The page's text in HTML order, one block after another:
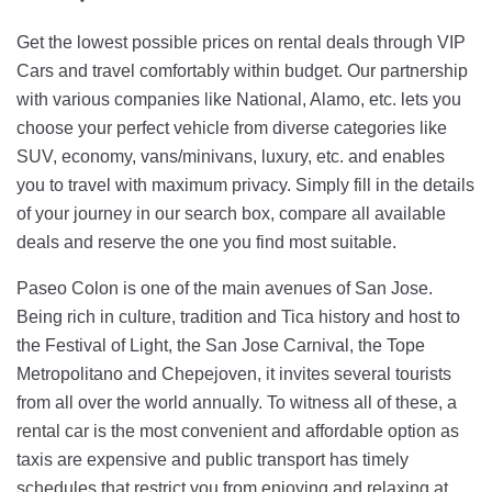
Get the lowest possible prices on rental deals through VIP
Cars and travel comfortably within budget. Our partnership
with various companies like National, Alamo, etc. lets you
choose your perfect vehicle from diverse categories like
SUV, economy, vans/minivans, luxury, etc. and enables
you to travel with maximum privacy. Simply fill in the details
of your journey in our search box, compare all available
deals and reserve the one you find most suitable.
Paseo Colon is one of the main avenues of San Jose.
Being rich in culture, tradition and Tica history and host to
the Festival of Light, the San Jose Carnival, the Tope
Metropolitano and Chepejoven, it invites several tourists
from all over the world annually. To witness all of these, a
rental car is the most convenient and affordable option as
taxis are expensive and public transport has timely
schedules that restrict you from enjoying and relaxing at